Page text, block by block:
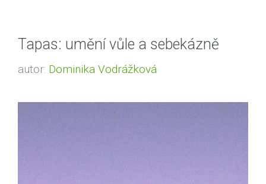
Tapas: umění vůle a sebekázně
autor: Dominika Vodrážková